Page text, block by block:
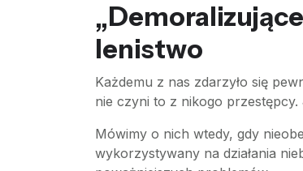
lenistwo
Każdemu z nas zdarzyło się
nie czyni to z nikogo przestępcy.
Mówimy o nich wtedy, gdy
wykorzystywany na działania